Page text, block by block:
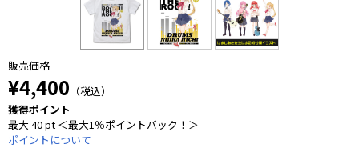
販売価格
¥4,400 （税込）
獲得ポイント
最大 40 pt ＜最大1％ポイントバック！＞
ポイントについて